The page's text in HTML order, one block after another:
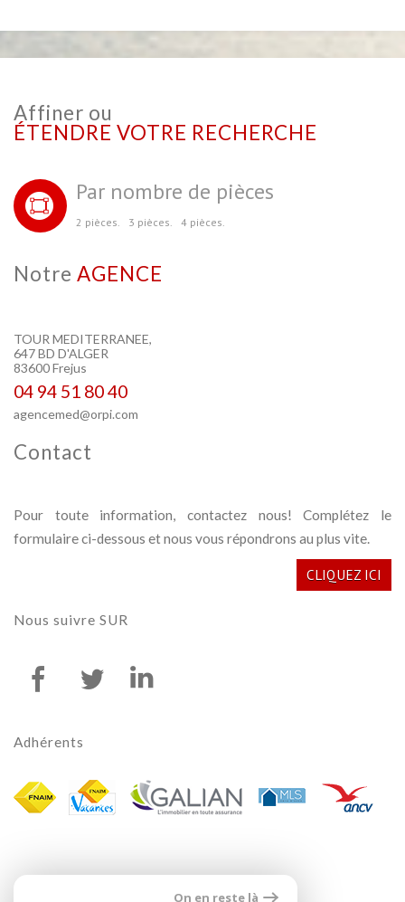
Affiner ou
ÉTENDRE VOTRE RECHERCHE
Par nombre de pièces
2 pièces. 3 pièces. 4 pièces.
Notre AGENCE
TOUR MEDITERRANEE,
647 BD D'ALGER
83600 Frejus
04 94 51 80 40
agencemed@orpi.com
Contact
Pour toute information, contactez nous! Complétez le
formulaire ci-dessous et nous vous répondrons au plus vite.
CLIQUEZ ICI
Nous suivre SUR
Adhérents
On en reste là